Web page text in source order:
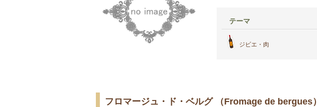
テーマ
ジビエ・肉
フロマージュ・ド・ベルグ （Fromage de bergues）